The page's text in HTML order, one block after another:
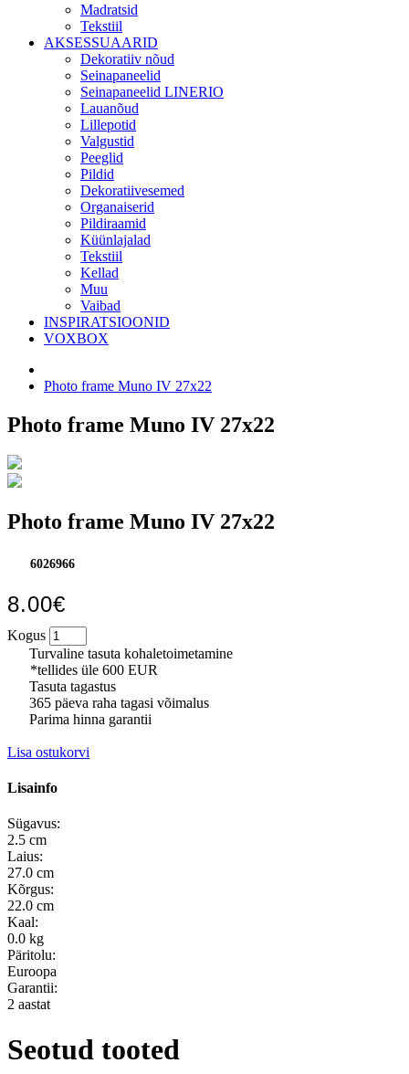
Madratsid
Tekstiil
AKSESSUAARID
Dekoratiiv nõud
Seinapaneelid
Seinapaneelid LINERIO
Lauanõud
Lillepotid
Valgustid
Peeglid
Pildid
Dekoratiivesemed
Organaiserid
Pildiraamid
Küünlajalad
Tekstiil
Kellad
Muu
Vaibad
INSPIRATSIOONID
VOXBOX
Photo frame Muno IV 27x22
Photo frame Muno IV 27x22
Photo frame Muno IV 27x22
6026966
8.00€
Kogus
Turvaline tasuta kohaletoimetamine
*tellides üle 600 EUR
Tasuta tagastus
365 päeva raha tagasi võimalus
Parima hinna garantii
Lisa ostukorvi
Lisainfo
Sügavus:
2.5 cm
Laius:
27.0 cm
Kõrgus:
22.0 cm
Kaal:
0.0 kg
Päritolu:
Euroopa
Garantii:
2 aastat
Seotud tooted